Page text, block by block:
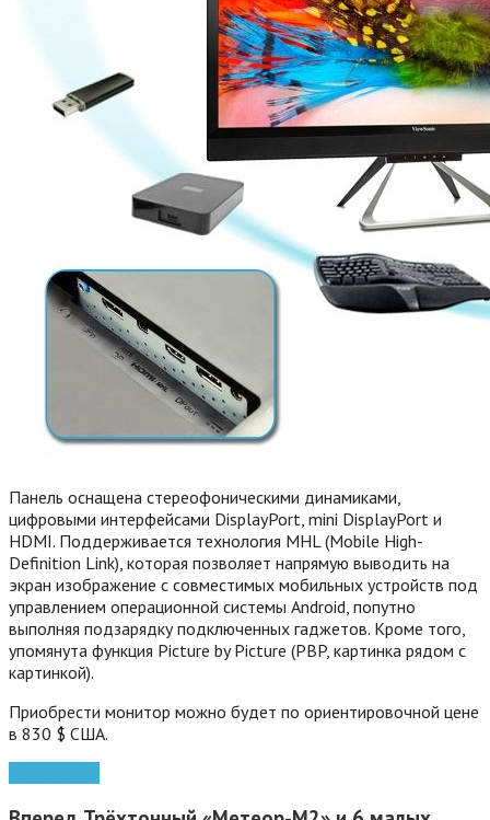
Панель оснащена стереофоническими динамиками,
цифровыми интерфейсами DisplayPort, mini DisplayPort и
HDMI. Поддерживается технология MHL (Mobile High-
Definition Link), которая позволяет напрямую выводить на
экран изображение с совместимых мобильных устройств под
управлением операционной системы Android, попутно
выполняя подзарядку подключенных гаджетов. Кроме того,
упомянута функция Picture by Picture (PBP, картинка рядом с
картинкой).
Приобрести монитор можно будет по ориентировочной цене
в 830 $ США.